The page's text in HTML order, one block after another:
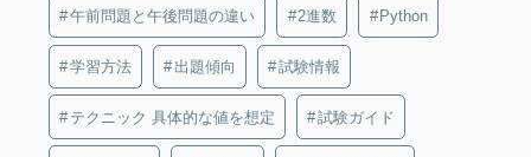
午前問題と午後問題の違い 2進数 Python
学習方法 出題傾向 試験情報
テクニック 具体的な値を想定 試験ガイド